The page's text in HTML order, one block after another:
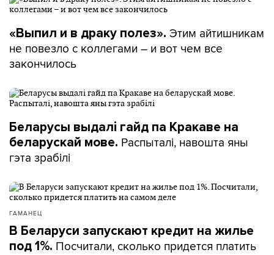
«Выпил и в драку полез». Этим айтишникам
не повезло с коллегами – и вот чем все
закончилось
Беларусы выдалі гайд па Кракаве на
беларускай мове. Распыталі, навошта яны
гэта зрабілі
ГАМАНЕЦ
В Беларуси запускают кредит на жилье
под 1%. Посчитали, сколько придется платить